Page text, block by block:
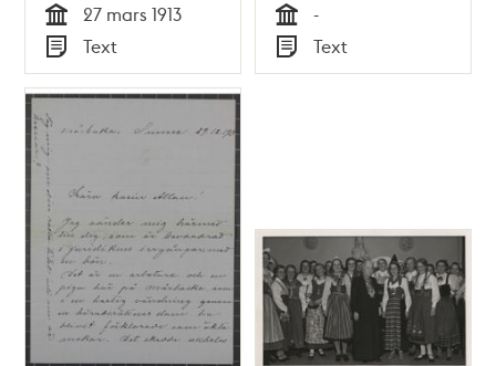
Tid
27 mars 1913
Typ
Text Tid
-
Typ
Text